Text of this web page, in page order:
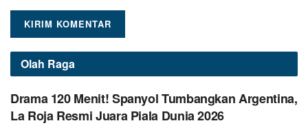
Olah Raga
Drama 120 Menit! Spanyol Tumbangkan Argentina,
La Roja Resmi Juara Piala Dunia 2026